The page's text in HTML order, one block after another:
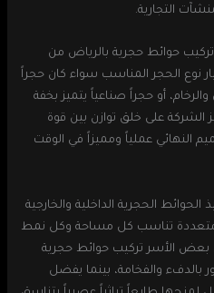
التجارية.
حوائط حجرية بالرياض من
نوع الحجر المناسب سواء كان حجراً
أو حجراً صناعياً يتميز بخفة
الشركة على خلق توازن بين قوة
النهائي عملياً ومميزاً في الوقت
الحجرية الداخلية والخارجية
متعددة تناسب كل مساحة وكل نمط
بعض الأسر تركيب حوائط حجرية
والفخامة، بينما يفضل